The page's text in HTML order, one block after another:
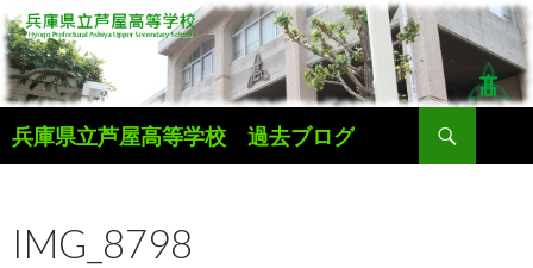
兵庫県立芦屋高等学校 過去ブログ
索
ン
ツIMG_8798